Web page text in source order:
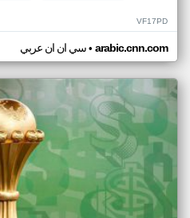
VF17PD
سي ان ان عربي• arabic.cnn.com